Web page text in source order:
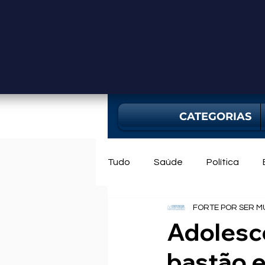
CATEGORIAS
Tudo Saúde Política
Mercado Bahia
FORTE POR SER